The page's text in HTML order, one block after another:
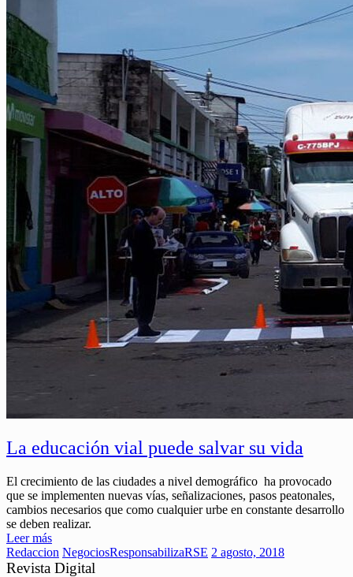
La educación vial puede salvar su vida
El crecimiento de las ciudades a nivel demográfico ha provocado
que se implementen nuevas vías, señalizaciones, pasos peatonales,
cambios necesarios que como cualquier urbe en constante desarrollo
se deben realizar.
Leer más
Redaccion NegociosResponsabilizaRSE 2 agosto, 2018
Revista Digital